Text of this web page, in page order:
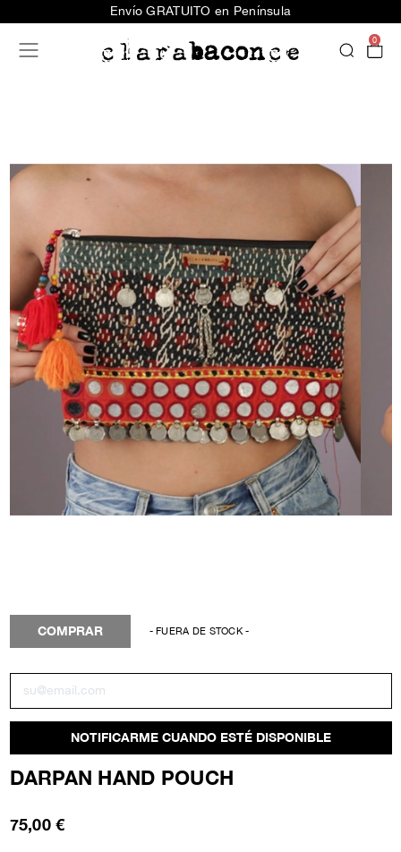
Envío GRATUITO en Península
0
DARPAN HAND POUCH
75,00 €
COMPRAR - FUERA DE STOCK -
NOTIFICARME CUANDO ESTÉ DISPONIBLE